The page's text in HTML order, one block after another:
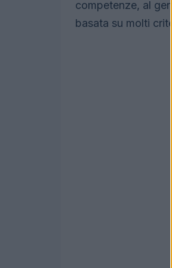
competenze, al
basata su molti